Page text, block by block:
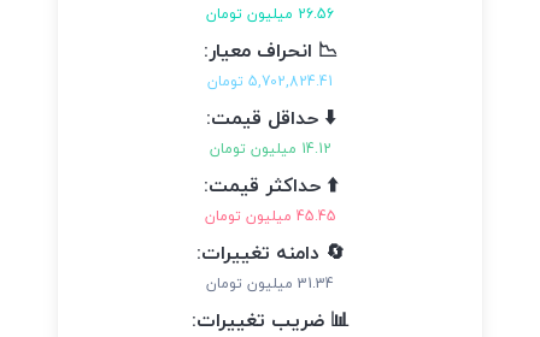
26.56 میلیون تومان
📉 انحراف معیار:
5,702,824.41 تومان
⬇️ حداقل قیمت:
14.12 میلیون تومان
⬆️ حداکثر قیمت:
45.45 میلیون تومان
🔄 دامنه تغییرات:
31.34 میلیون تومان
📊 ضریب تغییرات: